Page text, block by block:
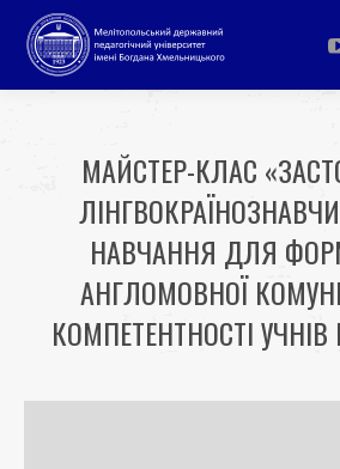
МАЙСТЕР-КЛАС
НАВЧАННЯ ДЛЯ
АНГЛОМОВНОЇ
КОМПЕТЕНТНОСТІ УЧНІВ